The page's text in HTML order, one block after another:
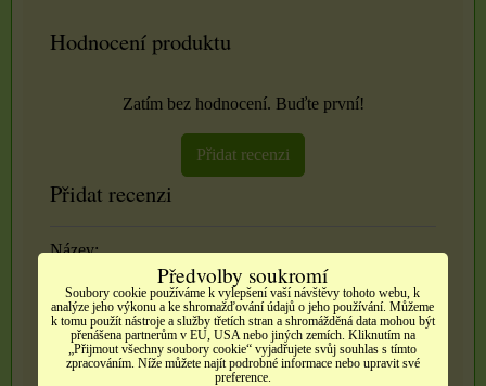
Hodnocení produktu
Zatím bez hodnocení. Buďte první!
Přidat recenzi
Přidat recenzi
Název:
Jméno:*
Předvolby soukromí
Soubory cookie používáme k vylepšení vaší návštěvy tohoto webu, k
analýze jeho výkonu a ke shromažďování údajů o jeho používání. Můžeme
k tomu použít nástroje a služby třetích stran a shromážděná data mohou být
přenášena partnerům v EU, USA nebo jiných zemích. Kliknutím na
„Přijmout všechny soubory cookie“ vyjadřujete svůj souhlas s tímto
zpracováním. Níže můžete najít podrobné informace nebo upravit své
preference.